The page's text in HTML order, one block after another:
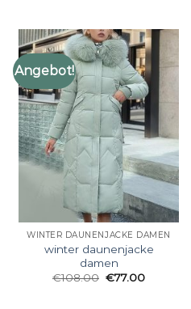
Angebot!
WINTER DAUNENJACKE DAMEN
winter daunenjacke
damen
€108.00 €77.00